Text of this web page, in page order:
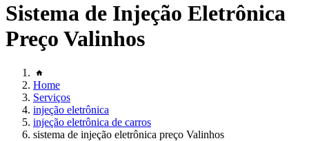
Sistema de Injeção Eletrônica
Preço Valinhos
Home
Serviços
injeção eletrônica
injeção eletrônica de carros
sistema de injeção eletrônica preço Valinhos